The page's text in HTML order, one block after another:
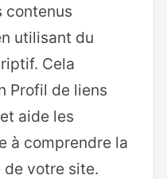
contenus
utilisant du
Cela
Profil de liens
aide les
à comprendre la
votre site.